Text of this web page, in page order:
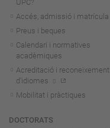
UPC?
Accés, admissió i matrícula
Preus i beques
Calendari i normatives
acadèmiques
Acreditació i reconeixement
d'idiomes
Mobilitat i pràctiques
DOCTORATS